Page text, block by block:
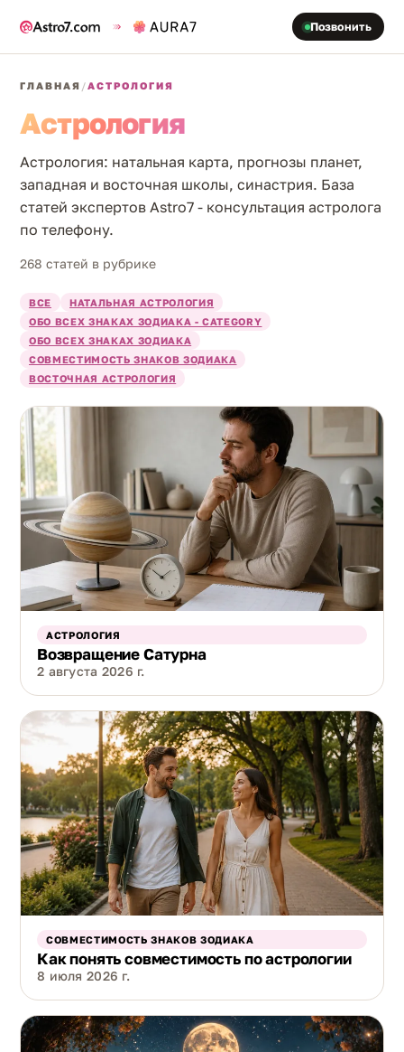
Позвонить
ГЛАВНАЯ /АСТРОЛОГИЯ
Астрология
Астрология: натальная карта, прогнозы планет,
западная и восточная школы, синастрия. База
статей экспертов Astro7 - консультация астролога
по телефону.
268 статей в рубрике
ВСЕ
НАТАЛЬНАЯ АСТРОЛОГИЯ
ОБО ВСЕХ ЗНАКАХ ЗОДИАКА - CATEGORY
ОБО ВСЕХ ЗНАКАХ ЗОДИАКА
СОВМЕСТИМОСТЬ ЗНАКОВ ЗОДИАКА
ВОСТОЧНАЯ АСТРОЛОГИЯ
АСТРОЛОГИЯ
Возвращение Сатурна
2 августа 2026 г.
СОВМЕСТИМОСТЬ ЗНАКОВ ЗОДИАКА
Как понять совместимость по астрологии
8 июля 2026 г.